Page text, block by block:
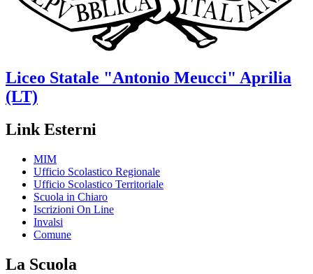
Liceo Statale "Antonio Meucci" Aprilia
(LT)
Link Esterni
MIM
Ufficio Scolastico Regionale
Ufficio Scolastico Territoriale
Scuola in Chiaro
Iscrizioni On Line
Invalsi
Comune
La Scuola